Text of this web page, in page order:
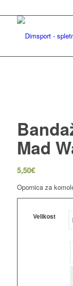
Mad
5,50€
Opornica za
Velikost